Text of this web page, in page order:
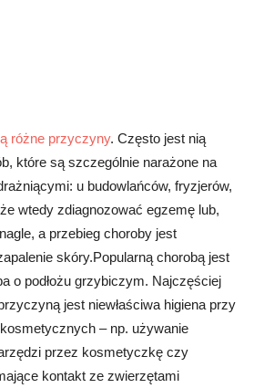
różne przyczyny. Często jest nią
które są szczególnie narażone na
u budowlańców, fryzjerów,
wtedy zdiagnozować egzemę lub,
a przebieg choroby jest
skóry.Popularną chorobą jest
o podłożu grzybiczym. Najczęściej
jest niewłaściwa higiena przy
– np. używanie
przez kosmetyczkę czy
kontakt ze zwierzętami